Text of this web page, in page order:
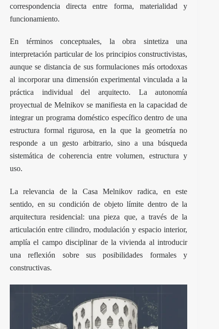
correspondencia directa entre forma, materialidad y
funcionamiento.
En términos conceptuales, la obra sintetiza una
interpretación particular de los principios constructivistas,
aunque se distancia de sus formulaciones más ortodoxas
al incorporar una dimensión experimental vinculada a la
práctica individual del arquitecto. La autonomía
proyectual de Melnikov se manifiesta en la capacidad de
integrar un programa doméstico específico dentro de una
estructura formal rigurosa, en la que la geometría no
responde a un gesto arbitrario, sino a una búsqueda
sistemática de coherencia entre volumen, estructura y
uso.
La relevancia de la Casa Melnikov radica, en este
sentido, en su condición de objeto límite dentro de la
arquitectura residencial: una pieza que, a través de la
articulación entre cilindro, modulación y espacio interior,
amplía el campo disciplinar de la vivienda al introducir
una reflexión sobre sus posibilidades formales y
constructivas.